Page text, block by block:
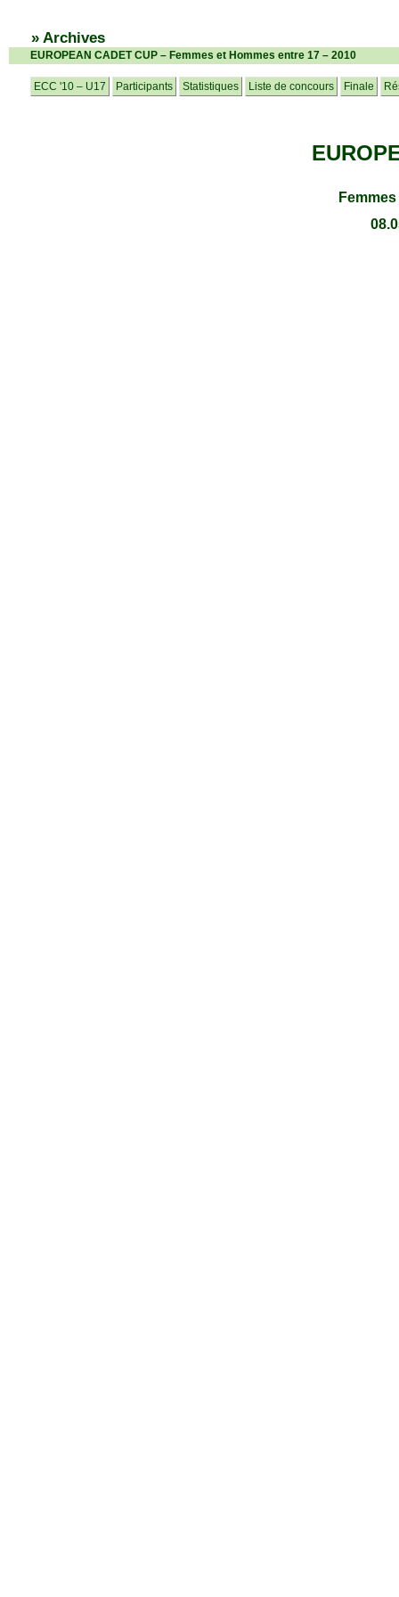
» Archives
EUROPEAN CADET CUP – Femmes et Hommes entre 17 – 2010
ECC '10 – U17 Participants Statistiques Liste de concours Finale